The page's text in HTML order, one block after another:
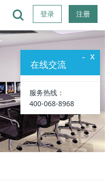
登录 注册
x
-
在线交流
服务热线：
400-068-8968